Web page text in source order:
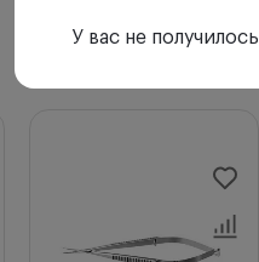
У вас не